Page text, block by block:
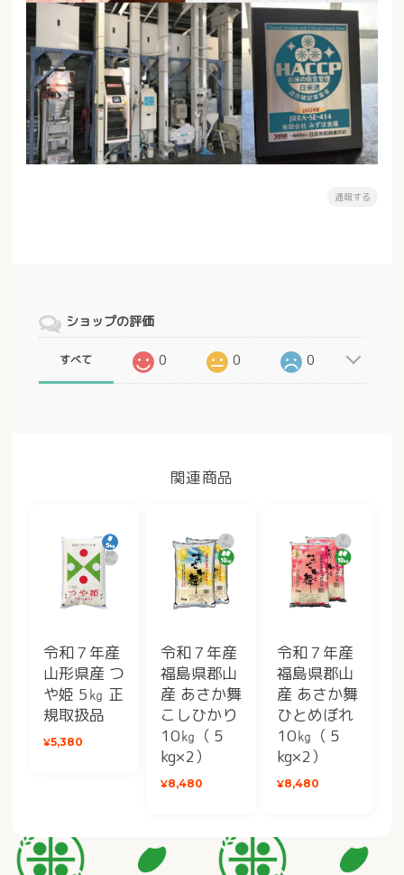
通報する
ショップの評価
すべて 0 0 0
関連商品
令和７年産
山形県産 つ
や姫 5㎏ 正
規取扱品
¥5,380
令和７年産
福島県郡山
産 あさか舞
こしひかり
10㎏（５
kg×2）
¥8,480
令和７年産
福島県郡山
産 あさか舞
ひとめぼれ
10㎏（５
kg×2）
¥8,480